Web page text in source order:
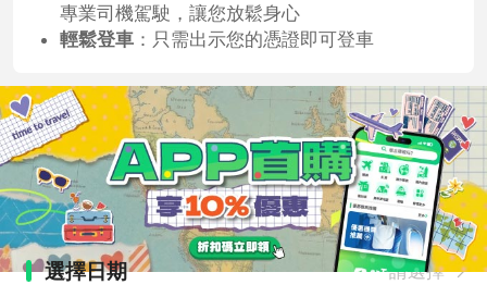
專業司機駕駛，讓您放鬆身心
輕鬆登車 ：只需出示您的憑證即可登車
選擇日期 請選擇